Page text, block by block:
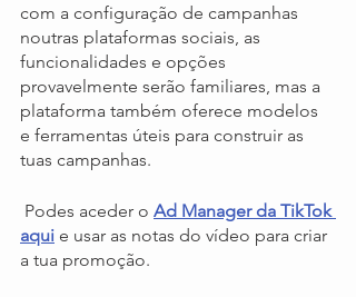
com a configuração de campanhas
noutras plataformas sociais, as
funcionalidades e opções
provavelmente serão familiares, mas a
plataforma também oferece modelos
e ferramentas úteis para construir as
tuas campanhas.
Podes aceder o Ad Manager da TikTok
aqui e usar as notas do vídeo para criar
a tua promoção.